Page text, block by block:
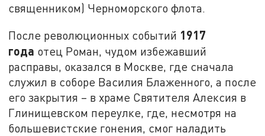
священником) Черноморского флота.
После революционных событий 1917
года отец Роман, чудом избежавший
расправы, оказался в Москве, где сначала
служил в соборе Василия Блаженного, а после
его закрытия – в храме Святителя Алексия в
Глинищевском переулке, где, несмотря на
большевистские гонения, смог наладить